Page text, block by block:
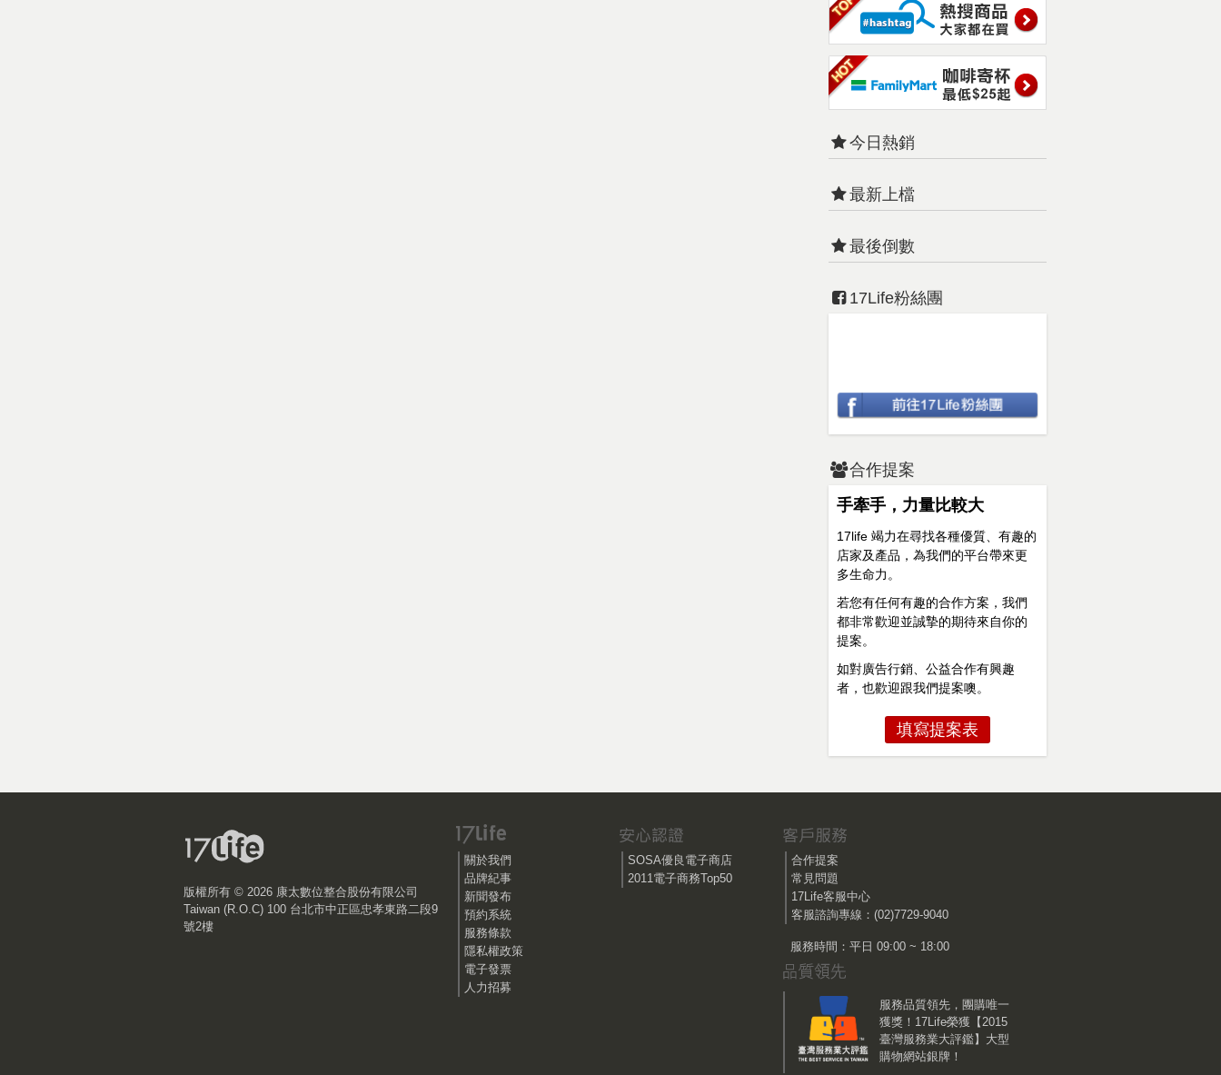
今日熱銷
最新上檔
最後倒數
17Life粉絲團
合作提案
手牽手，力量比較大
17life 竭力在尋找各種優質、有趣的
店家及產品，為我們的平台帶來更
多生命力。
若您有任何有趣的合作方案，我們
都非常歡迎並誠摯的期待來自你的
提案。
如對廣告行銷、公益合作有興趣
者，也歡迎跟我們提案噢。
填寫提案表
版權所有 © 2026 康太數位整合股份有限公司
Taiwan (R.O.C) 100 台北市中正區忠孝東路二段9
號2樓
關於我們
品牌紀事
新聞發布
預約系統
服務條款
隱私權政策
電子發票
人力招募
SOSA優良電子商店
2011電子商務Top50
合作提案
常見問題
17Life客服中心
客服諮詢專線：(02)7729-9040
服務時間：平日 09:00 ~ 18:00
服務品質領先，團購唯一
獲獎！17Life榮獲【2015
臺灣服務業大評鑑】大型
購物網站銀牌！